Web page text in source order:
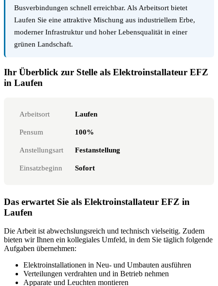
Busverbindungen schnell erreichbar. Als Arbeitsort bietet
Laufen Sie eine attraktive Mischung aus industriellem Erbe,
moderner Infrastruktur und hoher Lebensqualität in einer
grünen Landschaft.
Ihr Überblick zur Stelle als Elektroinstallateur EFZ
in Laufen
Arbeitsort Laufen
Pensum 100%
Anstellungsart Festanstellung
Einsatzbeginn Sofort
Das erwartet Sie als Elektroinstallateur EFZ in
Laufen
Die Arbeit ist abwechslungsreich und technisch vielseitig. Zudem
bieten wir Ihnen ein kollegiales Umfeld, in dem Sie täglich folgende
Aufgaben übernehmen:
Elektroinstallationen in Neu- und Umbauten ausführen
Verteilungen verdrahten und in Betrieb nehmen
Apparate und Leuchten montieren